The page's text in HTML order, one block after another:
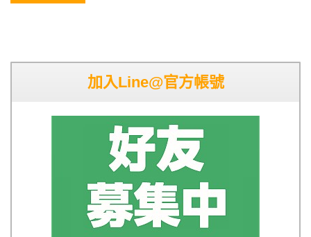
加入Line@官方帳號